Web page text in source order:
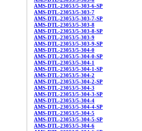
AMS-DTL-23053/5-303-6-SP
AMS-DTL-23053/5-303-7
AMS-DTL-23053/5-303-7-SP
AMS-DTL-23053/5-303-8
AMS-DTL-23053/5-303-8-SP
AMS-DTL-23053/5-303-9
AMS-DTL-23053/5-303-9-SP
AMS-DTL-23053/5-304-0
AMS-DTL-23053/5-304-0-SP
AMS-DTL-23053/5-304-1
AMS-DTL-23053/5-304-1-SP
AMS-DTL-23053/5-304-2
AMS-DTL-23053/5-304-2-SP
AMS-DTL-23053/5-304-3
AMS-DTL-23053/5-304-3-SP
AMS-DTL-23053/5-304-4
AMS-DTL-23053/5-304-4-SP
AMS-DTL-23053/5-304-5
AMS-DTL-23053/5-304-5-SP
AMS-DTL-23053/5-304-6